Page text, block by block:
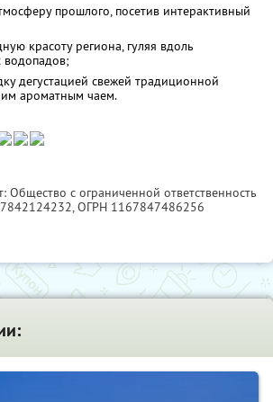
прошлого, посетив интерактивный
красоту региона, гуляя вдоль
водопадов;
дегустацией свежей традиционной
ароматным чаем.
Общество с ограниченной ответственность
, ОГРН 1167847486256